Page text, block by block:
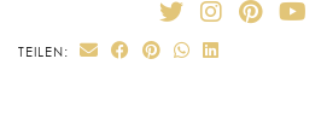
TEILEN: